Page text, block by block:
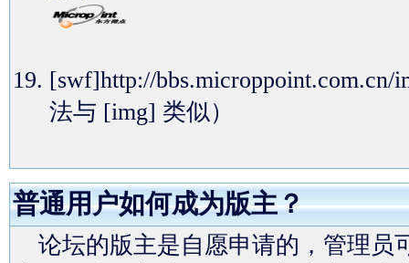
[swf]http://
法与 [img] 类似）
普通用户如何成为版主？
论坛的版主是自愿申请的，管理员